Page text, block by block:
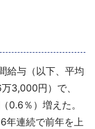
給与（以下、平均
3,000円）で、
％）増えた。
年連続で前年を上